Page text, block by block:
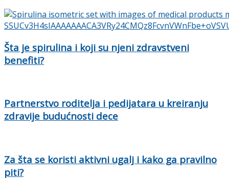
Šta je spirulina i koji su njeni zdravstveni
benefiti?
Partnerstvo roditelja i pedijatara u kreiranju
zdravije budućnosti dece
Za šta se koristi aktivni ugalj i kako ga pravilno
piti?